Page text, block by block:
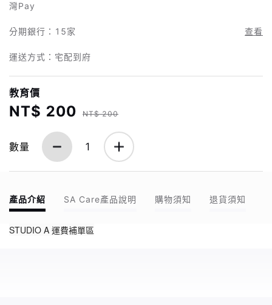
灣Pay
分期銀行： 15家 查看
運送方式：宅配到府
教育價
NT$ 200 NT$ 200
數量 1
產品介紹 SA Care產品說明 購物須知 退貨須知
STUDIO A 運費補單區